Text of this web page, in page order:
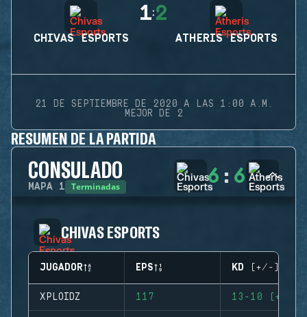
CHIVAS ESPORTS
1:2
ATHERIS ESPORTS
21 DE SEPTIEMBRE DE 2020 A LAS 1:00 A.M.
MEJOR DE 2
RESUMEN DE LA PARTIDA
CONSULADO
MAPA 1 Terminadas 6 : 6
CHIVAS ESPORTS
JUGADOR EPS KD (+/-)
XPLOIDZ 117 13-10 (+3)